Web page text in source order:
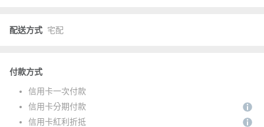
配送方式 宅配
付款方式
信用卡一次付款
信用卡分期付款
信用卡紅利折抵